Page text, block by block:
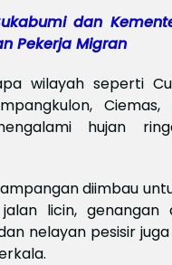
dan
Pekerja Migran
wilayah seperti
hujan
diimbau
licin,
nelayan pesisir